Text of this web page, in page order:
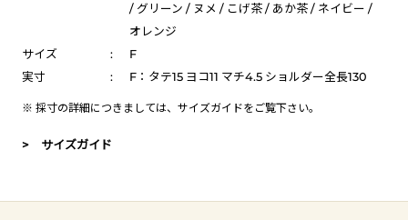
/ グリーン / ヌメ / こげ茶 / あか茶 / ネイビー /
オレンジ
サイズ
:
F
実寸
: F：タテ15 ヨコ11 マチ4.5 ショルダー全長130
※ 採寸の詳細につきましては、 サイズガイドをご覧下さい。
> サイズガイド